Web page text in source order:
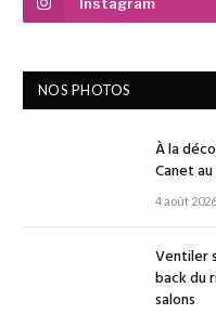
NOS PHOTOS
À la
Canet
4 août 2026
Ventiler
back du
salons